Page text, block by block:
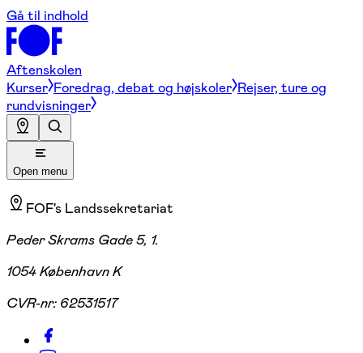
Gå til indhold
Aftenskolen
Kurser Foredrag, debat og højskoler Rejser, ture og
rundvisninger
Open menu
FOF's Landssekretariat
Peder Skrams Gade 5, 1.
1054 København K
CVR-nr: 62531517